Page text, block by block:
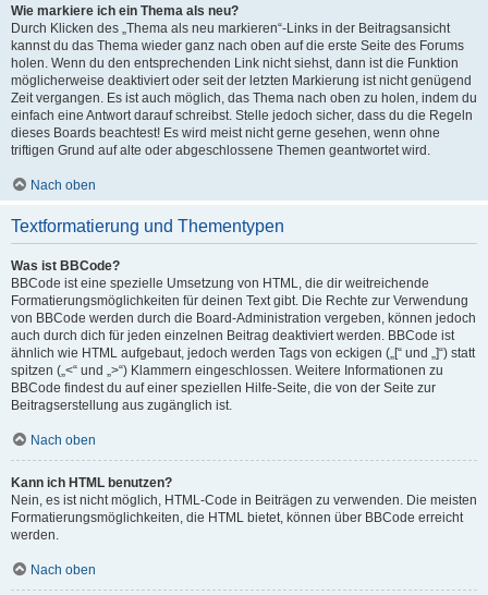
Wie markiere ich ein Thema als neu?
Durch Klicken des „Thema als neu markieren“-Links in der Beitragsansicht
kannst du das Thema wieder ganz nach oben auf die erste Seite des Forums
holen. Wenn du den entsprechenden Link nicht siehst, dann ist die Funktion
möglicherweise deaktiviert oder seit der letzten Markierung ist nicht genügend
Zeit vergangen. Es ist auch möglich, das Thema nach oben zu holen, indem du
einfach eine Antwort darauf schreibst. Stelle jedoch sicher, dass du die Regeln
dieses Boards beachtest! Es wird meist nicht gerne gesehen, wenn ohne
triftigen Grund auf alte oder abgeschlossene Themen geantwortet wird.
Nach oben
Textformatierung und Thementypen
Was ist BBCode?
BBCode ist eine spezielle Umsetzung von HTML, die dir weitreichende
Formatierungsmöglichkeiten für deinen Text gibt. Die Rechte zur Verwendung
von BBCode werden durch die Board-Administration vergeben, können jedoch
auch durch dich für jeden einzelnen Beitrag deaktiviert werden. BBCode ist
ähnlich wie HTML aufgebaut, jedoch werden Tags von eckigen („[“ und „]“) statt
spitzen („<“ und „>“) Klammern eingeschlossen. Weitere Informationen zu
BBCode findest du auf einer speziellen Hilfe-Seite, die von der Seite zur
Beitragserstellung aus zugänglich ist.
Nach oben
Kann ich HTML benutzen?
Nein, es ist nicht möglich, HTML-Code in Beiträgen zu verwenden. Die meisten
Formatierungsmöglichkeiten, die HTML bietet, können über BBCode erreicht
werden.
Nach oben